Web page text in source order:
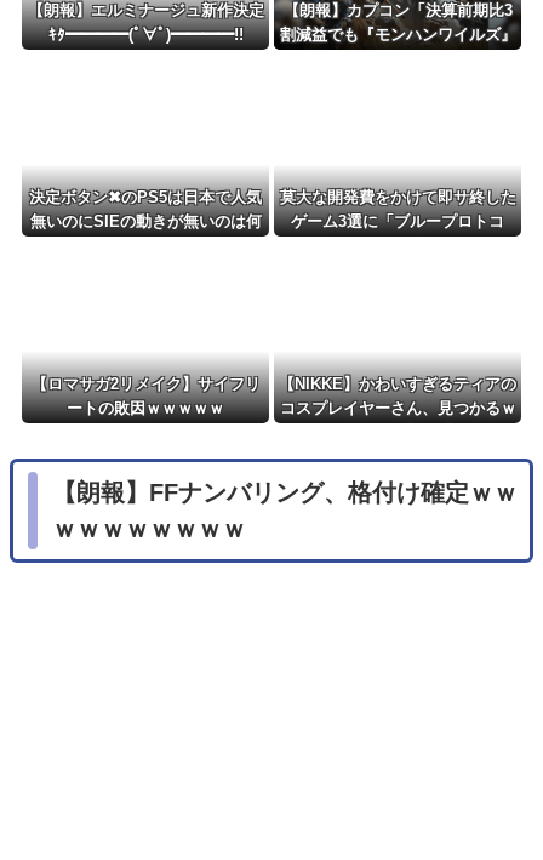
【朗報】エルミナージュ新作決定
ｷﾀ━━━━(ﾟ∀ﾟ)━━━━!!
【朗報】カプコン「決算前期比3
割減益でも『モンハンワイルズ』
決定ボタン✖のPS5は日本で人気
無いのにSIEの動きが無いのは何
莫大な開発費をかけて即サ終した
ゲーム3選に「ブループロトコ
【ロマサガ2リメイク】サイフリ
ートの敗因ｗｗｗｗｗ
【NIKKE】かわいすぎるティアの
コスプレイヤーさん、見つかるｗ
【朗報】FFナンバリング、格付け確定ｗｗ
ｗｗｗｗｗｗｗｗ